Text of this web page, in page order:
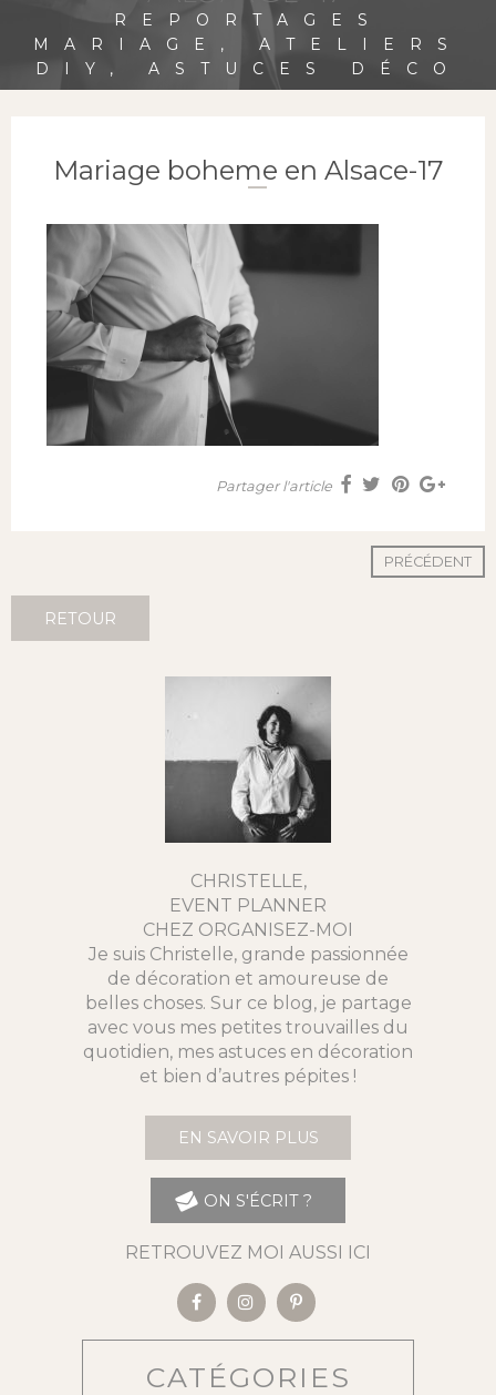
REPORTAGES
MARIAGE, ATELIERS
DIY, ASTUCES DÉCO
Mariage boheme en Alsace-17
Partager l'article
PRÉCÉDENT
RETOUR
CHRISTELLE,
EVENT PLANNER
CHEZ ORGANISEZ-MOI
Je suis Christelle, grande passionnée
de décoration et amoureuse de
belles choses. Sur ce blog, je partage
avec vous mes petites trouvailles du
quotidien, mes astuces en décoration
et bien d’autres pépites !
EN SAVOIR PLUS
ON S'ÉCRIT ?
RETROUVEZ MOI AUSSI ICI
CATÉGORIES